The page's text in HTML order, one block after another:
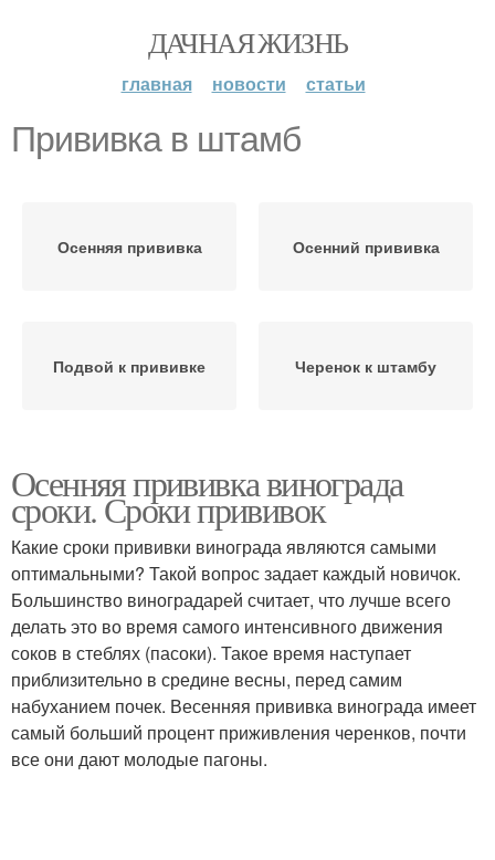
ДАЧНАЯ ЖИЗНЬ
главная новости статьи
Прививка в штамб
Осенняя прививка Осенний прививка
Подвой к прививке Черенок к штамбу
Осенняя прививка винограда
сроки. Сроки прививок
Какие сроки прививки винограда являются самыми
оптимальными? Такой вопрос задает каждый новичок.
Большинство виноградарей считает, что лучше всего
делать это во время самого интенсивного движения
соков в стеблях (пасоки). Такое время наступает
приблизительно в средине весны, перед самим
набуханием почек. Весенняя прививка винограда имеет
самый больший процент приживления черенков, почти
все они дают молодые пагоны.